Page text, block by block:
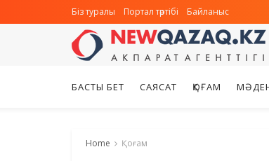
Біз туралы Портал тәртібі Байланыс
БАСТЫ БЕТ САЯСАТ ҚОҒАМ
Home Қоғам